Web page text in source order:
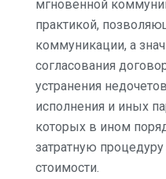
мгновенной
практикой,
коммуникации, а
согласования
устранения
исполнения и иных
которых в ином
затратную
стоимости.